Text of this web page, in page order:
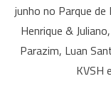
junho no Parque
Henrique &
Parazim, Luan
KVSH